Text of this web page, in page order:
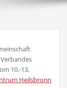
10.-13.
Heilsbronn